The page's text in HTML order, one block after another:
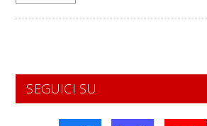
SEGUICI SU